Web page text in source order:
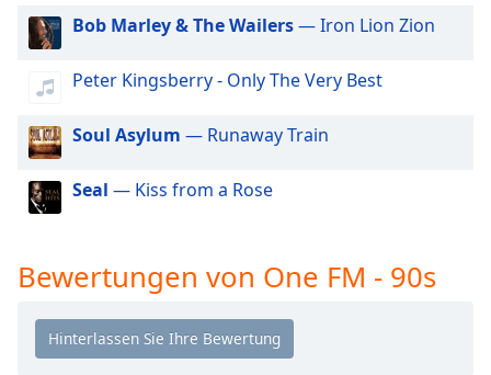
Text
Background
Opacity
Caption
Area
Opacity
Bob Marley & The Wailers— Iron Lion Zion
Peter Kingsberry - Only The Very Best
Soul Asylum — Runaway Train
Seal — Kiss from a Rose
Bewertungen von One FM - 90s